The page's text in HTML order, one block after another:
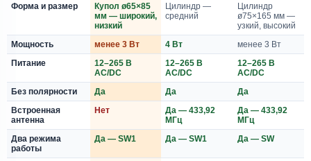
Форма и размер
Купол ø65×85
мм — широкий,
низкий
Цилиндр —
средний
Цилиндр
ø75×165 мм —
узкий, высокий
Мощность
менее 3 Вт 4 Вт
менее 3 Вт
Питание
12–265 В
AC/DC
12–265 В
AC/DC
12–265 В
AC/DC
Без полярности
Да Да
Да
Встроенная
антенна
Нет
Да — 433,92
МГц
Да — 433,92
МГц
Два режима
работы
Да — SW1 Да — SW1 Да — SW